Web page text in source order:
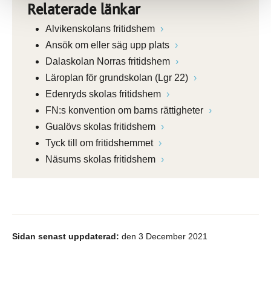
Relaterade länkar
Alvikenskolans fritidshem
Ansök om eller säg upp plats
Dalaskolan Norras fritidshem
Läroplan för grundskolan (Lgr 22)
Edenryds skolas fritidshem
FN:s konvention om barns rättigheter
Gualövs skolas fritidshem
Tyck till om fritidshemmet
Näsums skolas fritidshem
Sidan senast uppdaterad: den 3 December 2021